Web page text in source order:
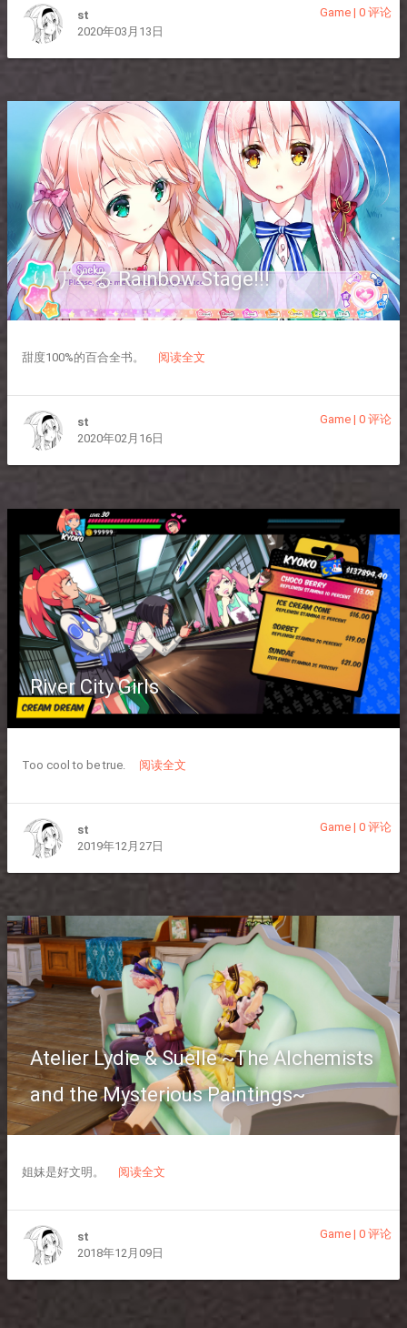
st
2020年03月13日
Game |0 评论
りりくる Rainbow Stage!!!
甜度100%的百合全书。 阅读全文
st
2020年02月16日
Game |0 评论
River City Girls
Too cool to be true. 阅读全文
st
2019年12月27日
Game |0 评论
Atelier Lydie & Suelle ~The Alchemists
and the Mysterious Paintings~
姐妹是好文明。 阅读全文
st
2018年12月09日
Game |0 评论